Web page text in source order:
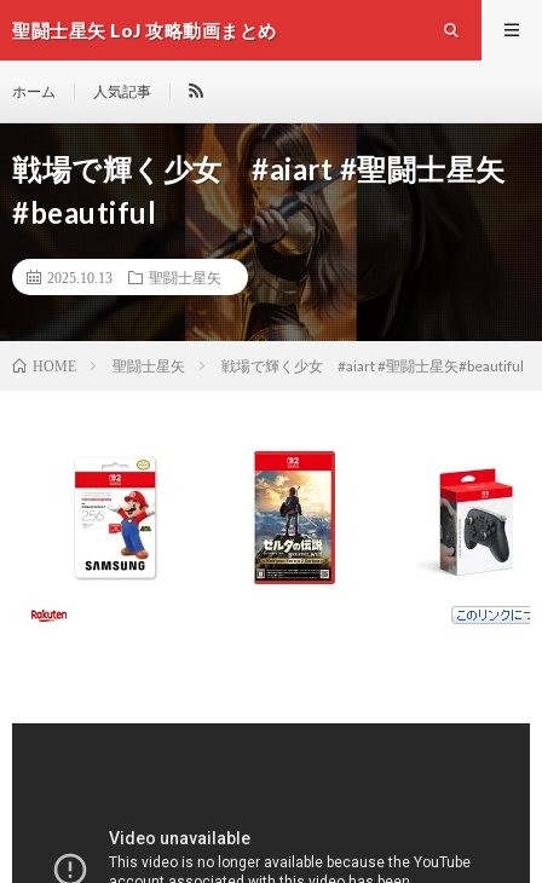
聖闘士星矢 LoJ 攻略動画まとめ
ホーム 人気記事
戦場で輝く少女 #aiart #聖闘士星矢
#beautiful
2025.10.13 聖闘士星矢
HOME 聖闘士星矢 戦場で輝く少女 #aiart #聖闘士星矢#beautiful